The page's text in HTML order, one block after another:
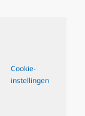
Cookie-
instellingen